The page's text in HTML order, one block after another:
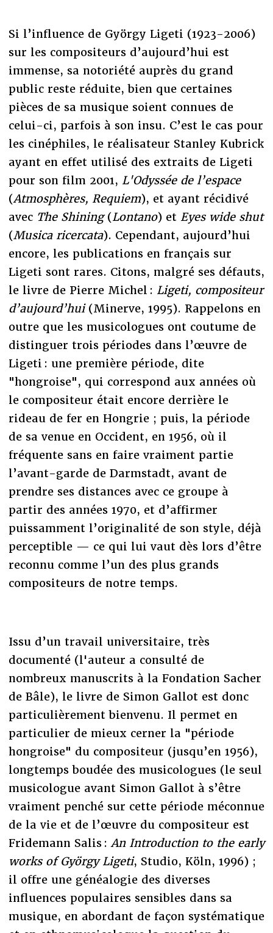
Si l’influence de György Ligeti (1923-2006)
sur les compositeurs d’aujourd’hui est
immense, sa notoriété auprès du grand
public reste réduite, bien que certaines
pièces de sa musique soient connues de
celui-ci, parfois à son insu. C’est le cas pour
les cinéphiles, le réalisateur Stanley Kubrick
ayant en effet utilisé des extraits de Ligeti
pour son film 2001, L'Odyssée de l’espace
(Atmosphères, Requiem), et ayant récidivé
avec The Shining(Lontano) et Eyes wide shut
(Musica ricercata). Cependant, aujourd’hui
encore, les publications en français sur
Ligeti sont rares. Citons, malgré ses défauts,
le livre de Pierre Michel : Ligeti, compositeur
d’aujourd’hui (Minerve, 1995). Rappelons en
outre que les musicologues ont coutume de
distinguer trois périodes dans l’œuvre de
Ligeti : une première période, dite
"hongroise", qui correspond aux années où
le compositeur était encore derrière le
rideau de fer en Hongrie ; puis, la période
de sa venue en Occident, en 1956, où il
fréquente sans en faire vraiment partie
l’avant-garde de Darmstadt, avant de
prendre ses distances avec ce groupe à
partir des années 1970, et d’affirmer
puissamment l’originalité de son style, déjà
perceptible — ce qui lui vaut dès lors d’être
reconnu comme l’un des plus grands
compositeurs de notre temps.
Issu d’un travail universitaire, très
documenté (l'auteur a consulté de
nombreux manuscrits à la Fondation Sacher
de Bâle), le livre de Simon Gallot est donc
particulièrement bienvenu. Il permet en
particulier de mieux cerner la "période
hongroise" du compositeur (jusqu’en 1956),
longtemps boudée des musicologues (le seul
musicologue avant Simon Gallot à s’être
vraiment penché sur cette période méconnue
de la vie et de l’œuvre du compositeur est
Fridemann Salis : An Introduction to the early
works of György Ligeti, Studio, Köln, 1996) ;
il offre une généalogie des diverses
influences populaires sensibles dans sa
musique, en abordant de façon systématique